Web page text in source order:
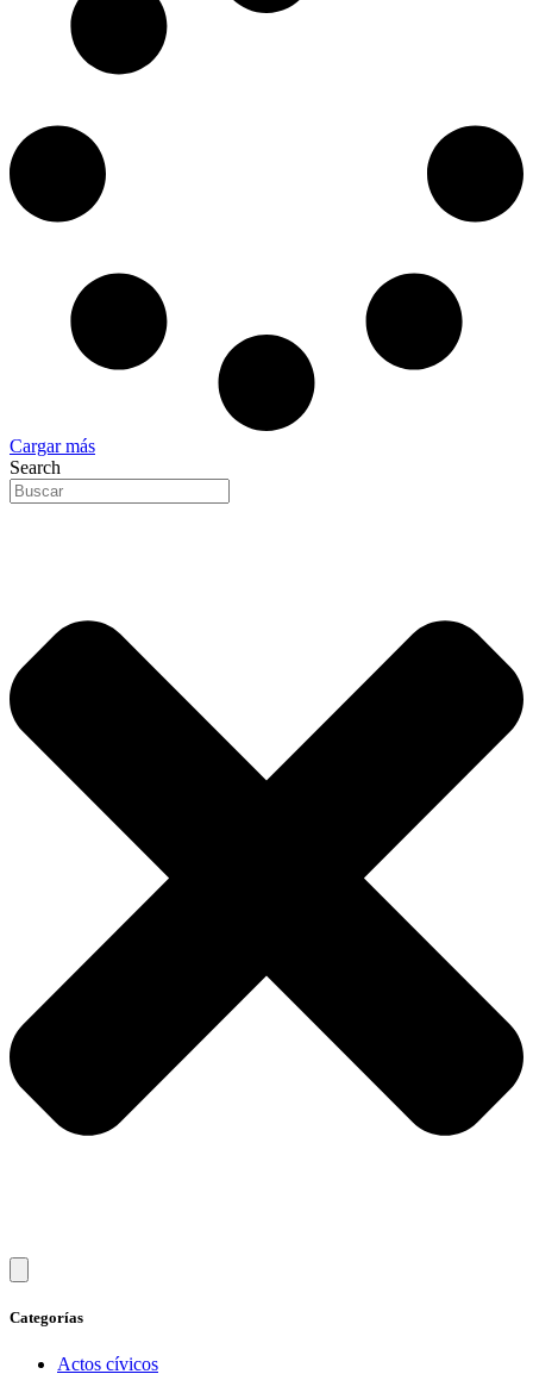
Cargar más
Search
Categorías
Actos cívicos